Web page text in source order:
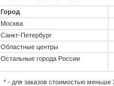
Город
Москва
Санкт-Петербург
Областные центры
Остальные города России
* - для заказов стоимостью меньше